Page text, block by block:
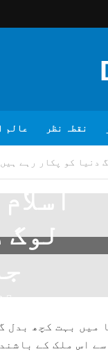
نقطہ نظر عالم
دنیا کو پکار رہے
لوگ
اس ملک کے